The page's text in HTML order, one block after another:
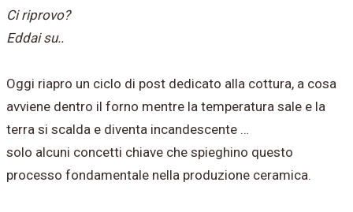
Ci riprovo?
Eddai su..
Oggi riapro un ciclo di post dedicato alla cottura, a cosa
avviene dentro il forno mentre la temperatura sale e la
terra si scalda e diventa incandescente …
solo alcuni concetti chiave che spieghino questo
processo fondamentale nella produzione ceramica.